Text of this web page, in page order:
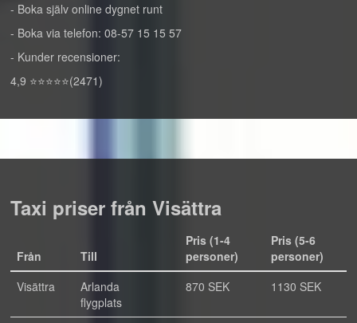
- Boka själv online dygnet runt
- Boka via telefon: 08-57 15 15 57
- Kunder recensioner:
4,9 ⭐⭐⭐⭐⭐(2471)
Taxi priser från Visättra
Från Till
Pris (1-4
personer)
Pris (5-6
personer)
Visättra
Arlanda
flygplats
870 SEK 1130 SEK